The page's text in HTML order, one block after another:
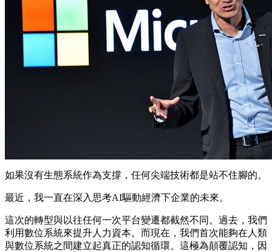
如果沒有生態系統作為支撐，任何尖端技術都是站不住腳的。
最近，我一直在深入思考AI驅動經濟下企業的未來。
這次的轉型與以往任何一次平台變遷都截然不同。過去，我們
利用數位系統來提升人力資本。而現在，我們首次能夠在人類
與數位系統之間建立起真正的認知循環。這極為顛覆認知，因